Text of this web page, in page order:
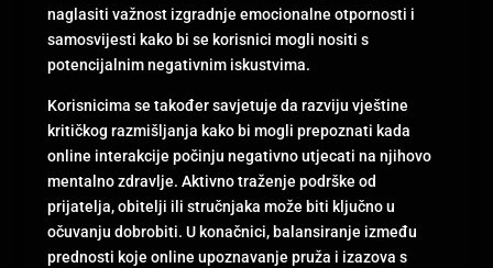
naglasiti važnost izgradnje emocionalne otpornosti i
samosvijesti kako bi se korisnici mogli nositi s
potencijalnim negativnim iskustvima.
Korisnicima se također savjetuje da razviju vještine
kritičkog razmišljanja kako bi mogli prepoznati kada
online interakcije počinju negativno utjecati na njihovo
mentalno zdravlje. Aktivno traženje podrške od
prijatelja, obitelji ili stručnjaka može biti ključno u
očuvanju dobrobiti. U konačnici, balansiranje između
prednosti koje online upoznavanje pruža i izazova s